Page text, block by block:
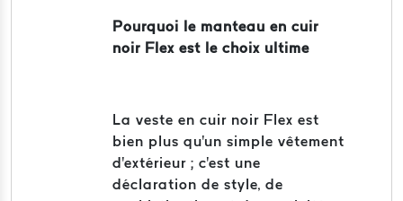
Pourquoi le manteau en cuir
noir Flex est le choix ultime
La veste en cuir noir Flex est
bien plus qu'un simple vêtement
d'extérieur ; c'est une
déclaration de style, de